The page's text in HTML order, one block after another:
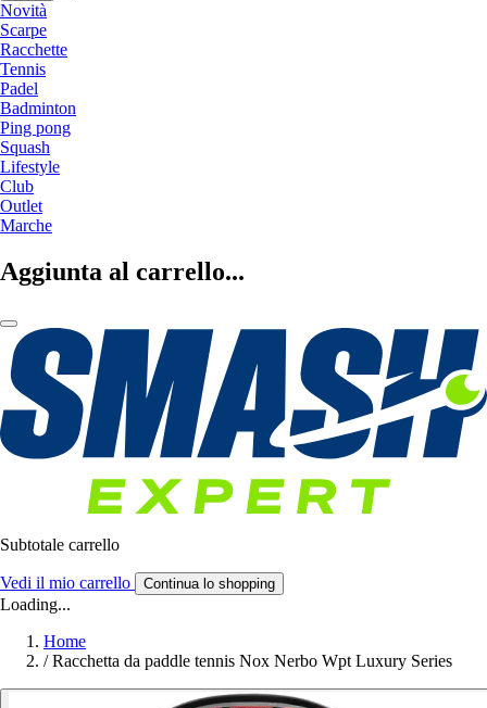
Novità
Scarpe
Racchette
Tennis
Padel
Badminton
Ping pong
Squash
Lifestyle
Club
Outlet
Marche
Aggiunta al carrello...
Subtotale carrello
Vedi il mio carrello Continua lo shopping
Loading...
Home
/ Racchetta da paddle tennis Nox Nerbo Wpt Luxury Series